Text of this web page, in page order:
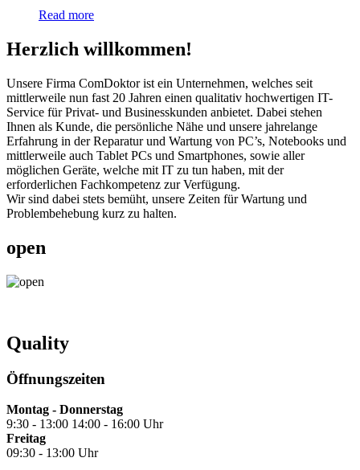
Read more
Herzlich willkommen!
Unsere Firma ComDoktor ist ein Unternehmen, welches seit
mittlerweile nun fast 20 Jahren einen qualitativ hochwertigen IT-
Service für Privat- und Businesskunden anbietet. Dabei stehen
Ihnen als Kunde, die persönliche Nähe und unsere jahrelange
Erfahrung in der Reparatur und Wartung von PC’s, Notebooks und
mittlerweile auch Tablet PCs und Smartphones, sowie aller
möglichen Geräte, welche mit IT zu tun haben, mit der
erforderlichen Fachkompetenz zur Verfügung.
Wir sind dabei stets bemüht, unsere Zeiten für Wartung und
Problembehebung kurz zu halten.
open
Quality
Öffnungszeiten
Montag - Donnerstag
9:30 - 13:00 14:00 - 16:00 Uhr
Freitag
09:30 - 13:00 Uhr